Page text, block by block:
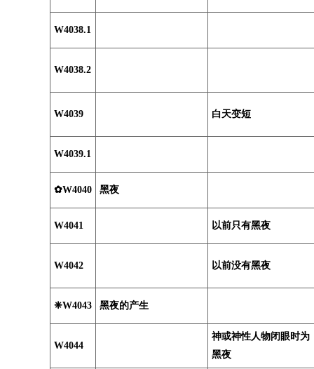
W4038.1
W4038.2
W4039 白天变短
W4039.1
✿W4040 黑夜
W4041 以前只有黑夜
W4042 以前没有黑夜
❈W4043 黑夜的产生
W4044
神或神性人物闭眼时为
黑夜